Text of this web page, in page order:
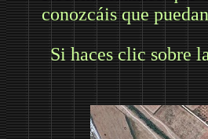
conozcáis que
Si haces clic sobre